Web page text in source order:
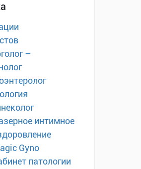
–
интимное
Gyno
патологии